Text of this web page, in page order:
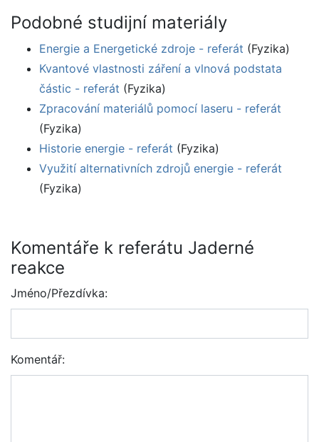
Podobné studijní materiály
Energie a Energetické zdroje - referát (Fyzika)
Kvantové vlastnosti záření a vlnová podstata
částic - referát (Fyzika)
Zpracování materiálů pomocí laseru - referát
(Fyzika)
Historie energie - referát (Fyzika)
Využití alternativních zdrojů energie - referát
(Fyzika)
Komentáře k referátu Jaderné
reakce
Jméno/Přezdívka:
Komentář: